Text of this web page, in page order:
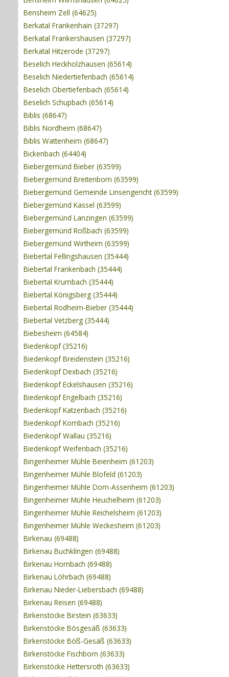
Bensheim Zell (64625)
Berkatal Frankenhain (37297)
Berkatal Frankershausen (37297)
Berkatal Hitzerode (37297)
Beselich Heckholzhausen (65614)
Beselich Niedertiefenbach (65614)
Beselich Obertiefenbach (65614)
Beselich Schupbach (65614)
Biblis (68647)
Biblis Nordheim (68647)
Biblis Wattenheim (68647)
Bickenbach (64404)
Biebergemünd Bieber (63599)
Biebergemünd Breitenborn (63599)
Biebergemünd Gemeinde Linsengericht (63599)
Biebergemünd Kassel (63599)
Biebergemünd Lanzingen (63599)
Biebergemünd Roßbach (63599)
Biebergemünd Wirtheim (63599)
Biebertal Fellingshausen (35444)
Biebertal Frankenbach (35444)
Biebertal Krumbach (35444)
Biebertal Königsberg (35444)
Biebertal Rodheim-Bieber (35444)
Biebertal Vetzberg (35444)
Biebesheim (64584)
Biedenkopf (35216)
Biedenkopf Breidenstein (35216)
Biedenkopf Dexbach (35216)
Biedenkopf Eckelshausen (35216)
Biedenkopf Engelbach (35216)
Biedenkopf Katzenbach (35216)
Biedenkopf Kombach (35216)
Biedenkopf Wallau (35216)
Biedenkopf Weifenbach (35216)
Bingenheimer Mühle Beienheim (61203)
Bingenheimer Mühle Blofeld (61203)
Bingenheimer Mühle Dorn-Assenheim (61203)
Bingenheimer Mühle Heuchelheim (61203)
Bingenheimer Mühle Reichelsheim (61203)
Bingenheimer Mühle Weckesheim (61203)
Birkenau (69488)
Birkenau Buchklingen (69488)
Birkenau Hornbach (69488)
Birkenau Löhrbach (69488)
Birkenau Nieder-Liebersbach (69488)
Birkenau Reisen (69488)
Birkenstöcke Birstein (63633)
Birkenstöcke Bösgesäß (63633)
Birkenstöcke Böß-Gesäß (63633)
Birkenstöcke Fischborn (63633)
Birkenstöcke Hettersroth (63633)